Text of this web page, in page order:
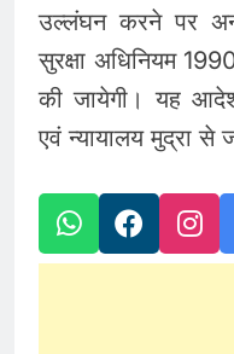
उल्लंघन करने पर
सुरक्षा अधिनियम
की जायेगी। यह
एवं न्यायालय मुद्रा से